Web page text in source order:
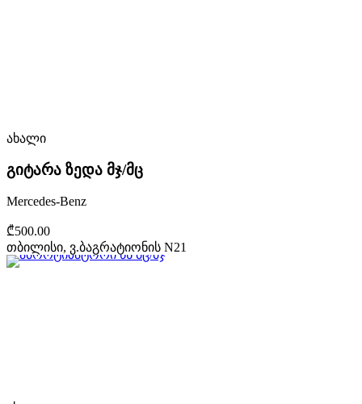
ახალი
გიტარა ზედა მჯ/მც
Mercedes-Benz
₾500.00
თბილისი, ვ.ბაგრატიონის N21